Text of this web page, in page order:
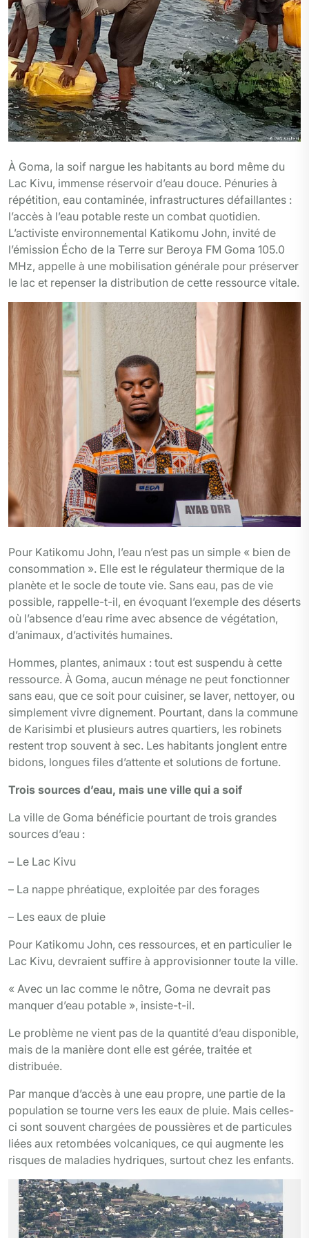
À Goma, la soif nargue les habitants au bord même du
Lac Kivu, immense réservoir d’eau douce. Pénuries à
répétition, eau contaminée, infrastructures défaillantes :
l’accès à l’eau potable reste un combat quotidien.
L’activiste environnemental Katikomu John, invité de
l’émission Écho de la Terre sur Beroya FM Goma 105.0
MHz, appelle à une mobilisation générale pour préserver
le lac et repenser la distribution de cette ressource vitale.
Pour Katikomu John, l’eau n’est pas un simple « bien de
consommation ». Elle est le régulateur thermique de la
planète et le socle de toute vie. Sans eau, pas de vie
possible, rappelle-t-il, en évoquant l’exemple des déserts
où l’absence d’eau rime avec absence de végétation,
d’animaux, d’activités humaines.
Hommes, plantes, animaux : tout est suspendu à cette
ressource. À Goma, aucun ménage ne peut fonctionner
sans eau, que ce soit pour cuisiner, se laver, nettoyer, ou
simplement vivre dignement. Pourtant, dans la commune
de Karisimbi et plusieurs autres quartiers, les robinets
restent trop souvent à sec. Les habitants jonglent entre
bidons, longues files d’attente et solutions de fortune.
Trois sources d’eau, mais une ville qui a soif
La ville de Goma bénéficie pourtant de trois grandes
sources d’eau :
– Le Lac Kivu
– La nappe phréatique, exploitée par des forages
– Les eaux de pluie
Pour Katikomu John, ces ressources, et en particulier le
Lac Kivu, devraient suffire à approvisionner toute la ville.
« Avec un lac comme le nôtre, Goma ne devrait pas
manquer d’eau potable », insiste-t-il.
Le problème ne vient pas de la quantité d’eau disponible,
mais de la manière dont elle est gérée, traitée et
distribuée.
Par manque d’accès à une eau propre, une partie de la
population se tourne vers les eaux de pluie. Mais celles-
ci sont souvent chargées de poussières et de particules
liées aux retombées volcaniques, ce qui augmente les
risques de maladies hydriques, surtout chez les enfants.